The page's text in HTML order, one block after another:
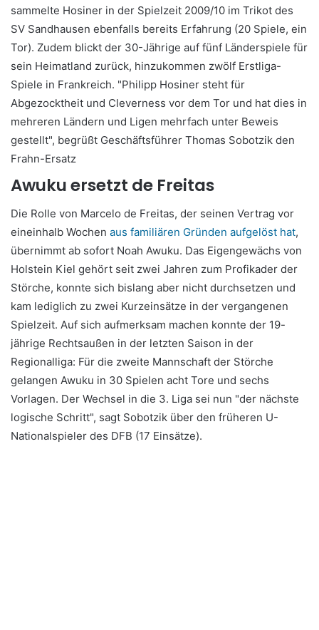
sammelte Hosiner in der Spielzeit 2009/10 im Trikot des
SV Sandhausen ebenfalls bereits Erfahrung (20 Spiele, ein
Tor). Zudem blickt der 30-Jährige auf fünf Länderspiele für
sein Heimatland zurück, hinzukommen zwölf Erstliga-
Spiele in Frankreich. "Philipp Hosiner steht für
Abgezocktheit und Cleverness vor dem Tor und hat dies in
mehreren Ländern und Ligen mehrfach unter Beweis
gestellt", begrüßt Geschäftsführer Thomas Sobotzik den
Frahn-Ersatz
Awuku ersetzt de Freitas
Die Rolle von Marcelo de Freitas, der seinen Vertrag vor
eineinhalb Wochen aus familiären Gründen aufgelöst hat,
übernimmt ab sofort Noah Awuku. Das Eigengewächs von
Holstein Kiel gehört seit zwei Jahren zum Profikader der
Störche, konnte sich bislang aber nicht durchsetzen und
kam lediglich zu zwei Kurzeinsätze in der vergangenen
Spielzeit. Auf sich aufmerksam machen konnte der 19-
jährige Rechtsaußen in der letzten Saison in der
Regionalliga: Für die zweite Mannschaft der Störche
gelangen Awuku in 30 Spielen acht Tore und sechs
Vorlagen. Der Wechsel in die 3. Liga sei nun "der nächste
logische Schritt", sagt Sobotzik über den früheren U-
Nationalspieler des DFB (17 Einsätze).